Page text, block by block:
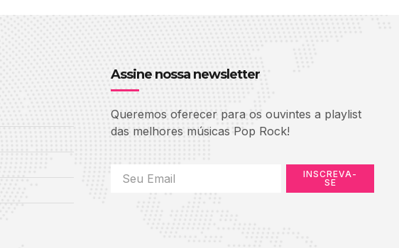
Assine nossa newsletter
Queremos oferecer para os ouvintes a playlist
das melhores músicas Pop Rock!
INSCREVA-
SE